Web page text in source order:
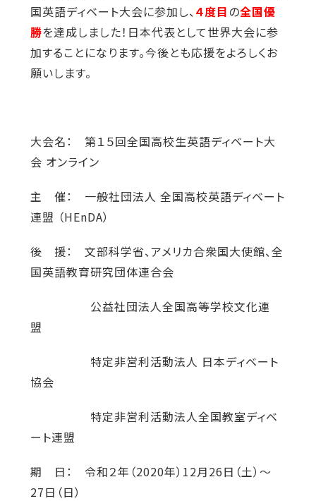
国英語ディベート大会に参加し、 ４度目の全国優
勝を達成しました！日本代表として世界大会に参
加することになります。今後とも応援をよろしくお
願いします。
大会名： 第１５回全国高校生英語ディベート大
会 オンライン
主 催： 一般社団法人 全国高校英語ディベート
連盟 （HEnDA）
後 援： 文部科学省、アメリカ合衆国大使館、全
国英語教育研究団体連合会
公益社団法人全国高等学校文化連
盟
特定非営利活動法人 日本ディベート
協会
特定非営利活動法人全国教室ディベ
ート連盟
期 日： 令和２年（2020年）12月26日（土）～
27日（日）